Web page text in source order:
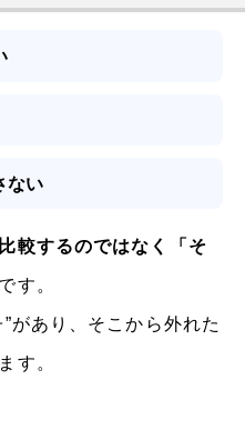
ない
較するのではなく「そ
です。
があり、そこから外れた
す。